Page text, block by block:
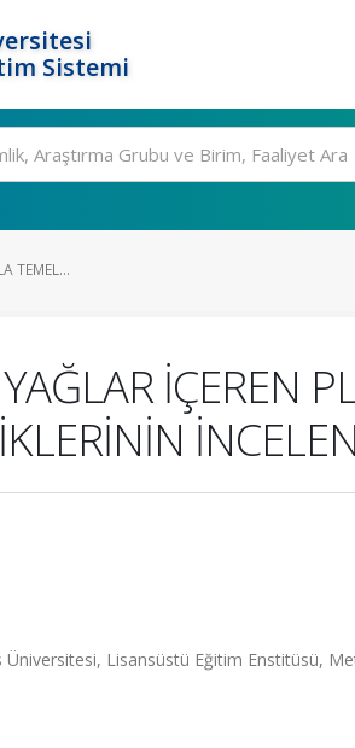
Sistemi
TEMEL...
İÇEREN
Üniversitesi, Lisansüstü Eğitim Enstitüsü,